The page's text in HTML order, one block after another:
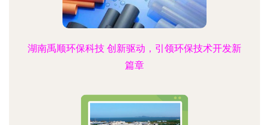
湖南禹顺环保科技 创新驱动，引领环保技术开发新
篇章